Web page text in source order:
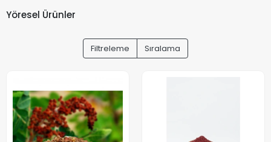
Yöresel Ürünler
Filtreleme Sıralama